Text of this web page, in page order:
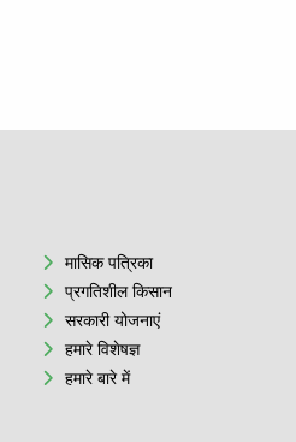
मासिक पत्रिका
प्रगतिशील किसान
सरकारी योजनाएं
हमारे विशेषज्ञ
हमारे बारे में